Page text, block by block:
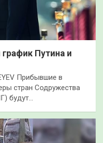
Путина и
Прибывшие в
стран Содружества
будут…